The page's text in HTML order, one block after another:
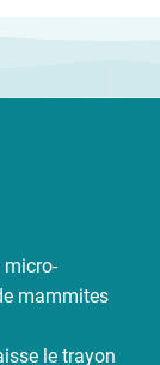
mammites
le trayon